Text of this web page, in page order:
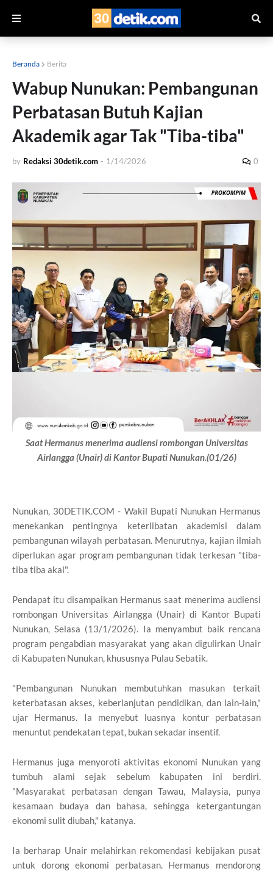
Beranda Berita
Wabup Nunukan: Pembangunan
Perbatasan Butuh Kajian
Akademik agar Tak "Tiba-tiba"
by Redaksi 30detik.com - 1/14/2026 0
Saat Hermanus menerima audiensi rombongan Universitas
Airlangga (Unair) di Kantor Bupati Nunukan.(01/26)
Nunukan, 30DETIK.COM - Wakil Bupati Nunukan Hermanus
menekankan pentingnya keterlibatan akademisi dalam
pembangunan wilayah perbatasan. Menurutnya, kajian ilmiah
diperlukan agar program pembangunan tidak terkesan "tiba-
tiba tiba akal".
Pendapat itu disampaikan Hermanus saat menerima audiensi
rombongan Universitas Airlangga (Unair) di Kantor Bupati
Nunukan, Selasa (13/1/2026). Ia menyambut baik rencana
program pengabdian masyarakat yang akan digulirkan Unair
di Kabupaten Nunukan, khususnya Pulau Sebatik.
"Pembangunan Nunukan membutuhkan masukan terkait
keterbatasan akses, keberlanjutan pendidikan, dan lain-lain,"
ujar Hermanus. Ia menyebut luasnya kontur perbatasan
menuntut pendekatan tepat, bukan sekadar insentif.
Hermanus juga menyoroti aktivitas ekonomi Nunukan yang
tumbuh alami sejak sebelum kabupaten ini berdiri.
"Masyarakat perbatasan dengan Tawau, Malaysia, punya
kesamaan budaya dan bahasa, sehingga ketergantungan
ekonomi sulit diubah," katanya.
Ia berharap Unair melahirkan rekomendasi kebijakan pusat
untuk dorong ekonomi perbatasan. Hermanus mendorong